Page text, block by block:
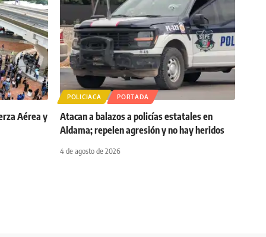
Aérea y
POLICIACA PORTADA
Atacan a balazos a policías estatales en
Aldama; repelen agresión y no hay heridos
4 de agosto de 2026